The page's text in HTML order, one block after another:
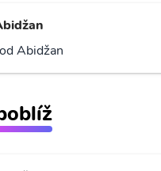
od Abidžan